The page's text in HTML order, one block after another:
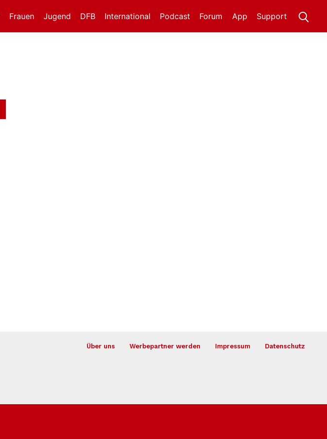
Frauen Jugend DFB International Support
App
Forum
Podcast
Über uns Werbepartner werden Impressum Datenschutz